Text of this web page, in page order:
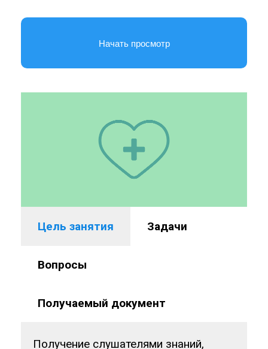
Начать просмотр
Цель занятия Задачи
Вопросы
Получаемый документ
Получение слушателями знаний,